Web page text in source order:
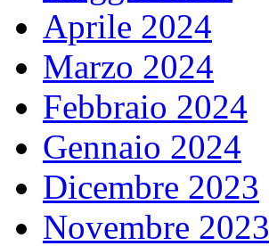
Aprile 2024
Marzo 2024
Febbraio 2024
Gennaio 2024
Dicembre 2023
Novembre 2023